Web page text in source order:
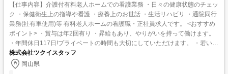
【仕事内容】介護付有料老人ホームでの看護業務 ・日々の健康状態のチェッ
ク ・保健衛生上の指導や看護 ・療養上のお世話 ・生活リハビリ ・通院同行
業務(社有車使用)等 有料老人ホームの看護職・正社員求人です。 <おすすめ
ポイント> ・賞与は年2回有り ・昇給もあり、やりがいを持って働けます。
・年間休日117日!プライベートの時間も大切にしていただけます。 ・若いス
タッフが多く、活気溢れる職場...
株式会社ツクイスタッフ
岡山県